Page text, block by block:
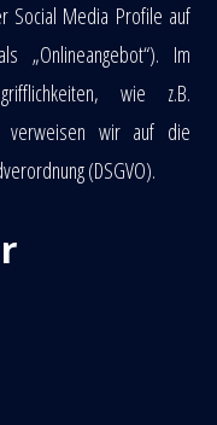
Social Media Profile auf
„Onlineangebot“). Im
wie z.B.
verweisen wir auf die
(DSGVO).